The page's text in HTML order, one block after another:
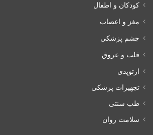
کودکان و اطفال
مغز و اعصاب
چشم پزشکی
قلب و عروق
ارتوپدی
تجهیزات پزشکی
طب سنتی
سلامت روان